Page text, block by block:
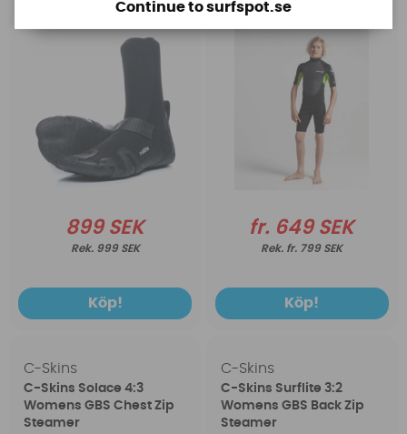
899 SEK
999 SEK
Köp!
fr. 649 SEK
fr. 799 SEK
Köp!
C-Skins
C-Skins Solace 4:3
Womens GBS Chest Zip
Steamer
C-Skins
C-Skins Surflite 3:2
Womens GBS Back Zip
Steamer
Continue to surfspot.se